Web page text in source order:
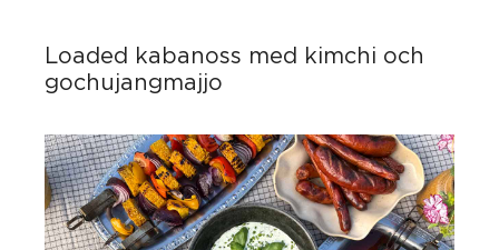
Loaded kabanoss med kimchi och
gochujangmajjo